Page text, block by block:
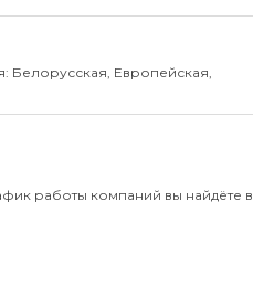
Белорусская, Европейская,
работы компаний вы найдёте в